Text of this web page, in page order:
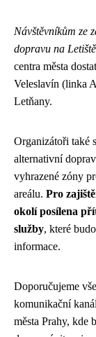
Návštěvníkům ze
dopravu na
centra města
Veleslavín (linka
Letňany.
Organizátoři také
alternativní
vyhrazené zóny
areálu. Pro
okolí posílena
služby, které
informace.
Doporučujeme
komunikační
města Prahy, kde